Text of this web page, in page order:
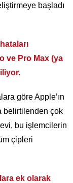
başladı
ve Pro Max (ya
göre Apple’ın
belirtilenden çok
bu işlemcilerin
çipleri
ek olarak